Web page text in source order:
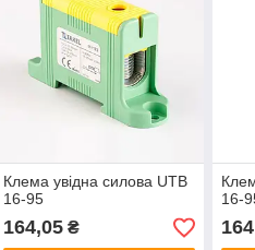
Клема увідна силова UTB
16-95
164,05₴
16-